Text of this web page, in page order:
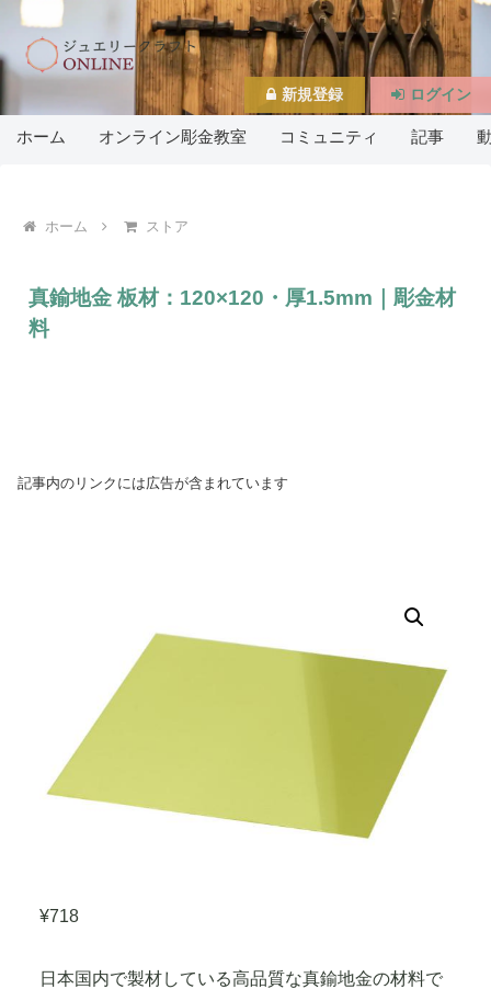
ホーム オンライン彫金教室 コミュニティ 記事
ホーム ストア
真鍮地金 板材：120×120・厚1.5mm｜彫金材
料
記事内のリンクには広告が含まれています
¥718
日本国内で製材している高品質な真鍮地金の材料で
新規登録 ログイン